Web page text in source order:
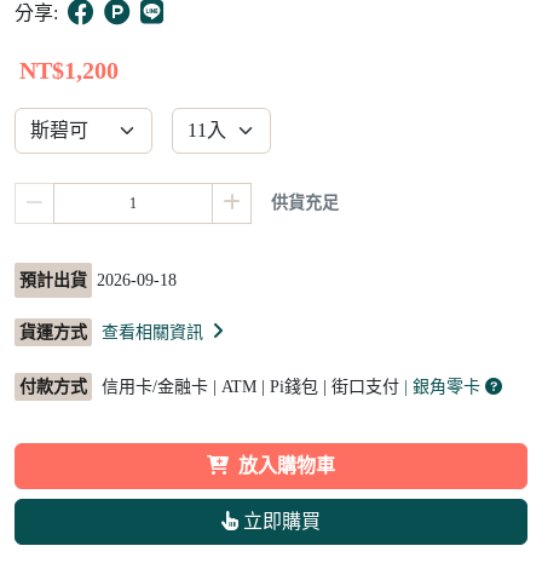
分享:
NT$1,200
供貨充足
預計出貨 2026-09-18
貨運方式 查看相關資訊
付款方式 信用卡/金融卡 | ATM | Pi錢包 | 街口支付 | 銀角零卡
放入購物車
立即購買